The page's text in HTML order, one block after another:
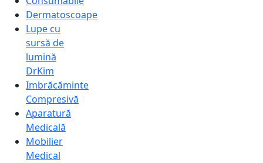
Dermatoscoape
Lupe cu
sursă de
lumină
DrKim
Imbrăcăminte
Compresivă
Aparatură
Medicală
Mobilier
Medical